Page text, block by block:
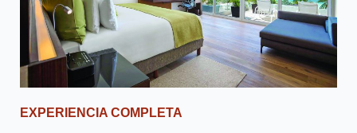
EXPERIENCIA COMPLETA